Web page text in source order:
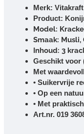
Merk: Vitakraft
Product:
Model:
Smaak: Musli,
Inhoud: 3
Geschikt voor
Met
• Suikervrije
• Op een
• Met
Art.nr. 019